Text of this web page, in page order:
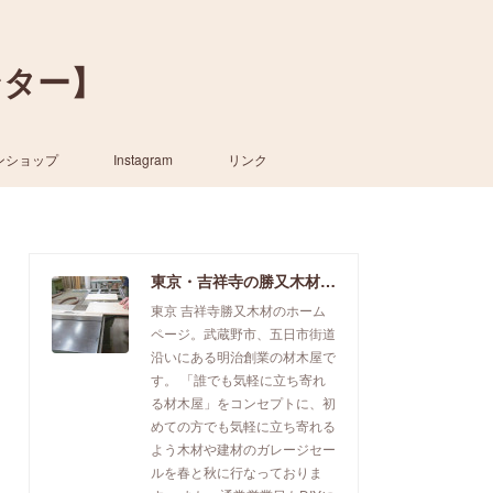
ー】
ショップ Instagram リンク
東京・吉祥寺の勝又木材【一枚板カウンター】
東京 吉祥寺勝又木材のホーム
ページ。武蔵野市、五日市街道
沿いにある明治創業の材木屋で
す。 「誰でも気軽に立ち寄れ
る材木屋」をコンセプトに、初
めての方でも気軽に立ち寄れる
よう木材や建材のガレージセー
ルを春と秋に行なっておりま